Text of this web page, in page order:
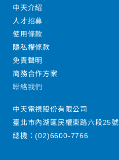
中天介紹
人才招募
使用條款
隱私權條款
免責聲明
商務合作方案
聯絡我們
中天電視股份有限公司
臺北市內湖區民權東路六段25號
總機：(02)6600-7766